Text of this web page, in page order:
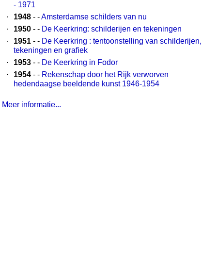
- 1971
·
1948 - -Amsterdamse schilders van nu
·
1950 - - De Keerkring: schilderijen en tekeningen
·
1951 - - De Keerkring : tentoonstelling van schilderijen,
tekeningen en grafiek
·
1953 - - De Keerkring in Fodor
·
1954 - - Rekenschap door het Rijk verworven
hedendaagse beeldende kunst 1946-1954
Meer informatie...